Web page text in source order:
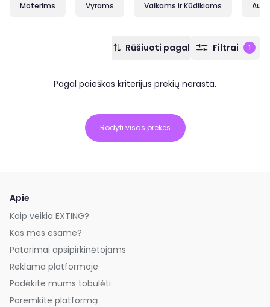
Moterims Vyrams Vaikams ir Kūdikiams
Rūšiuoti pagal Filtrai 1
Pagal paieškos kriterijus prekių nerasta.
Rodyti visas prekes
Apie
Kaip veikia EXTING?
Kas mes esame?
Patarimai apsipirkinėtojams
Reklama platformoje
Padėkite mums tobulėti
Paremkite platformą